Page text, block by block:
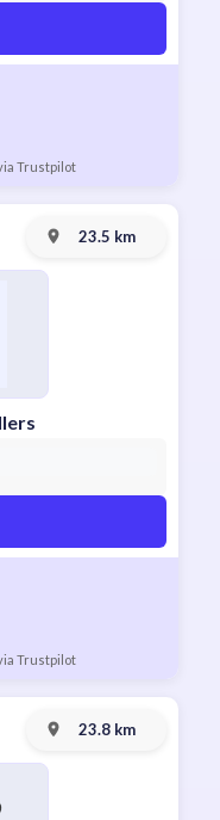
Trustpilot
23.5 km
Trustpilot
23.8 km